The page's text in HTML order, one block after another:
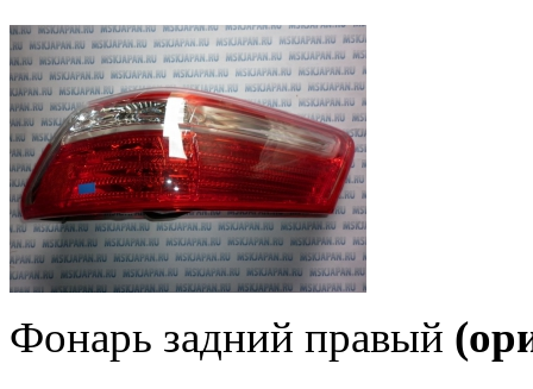
Фонарь задний правый